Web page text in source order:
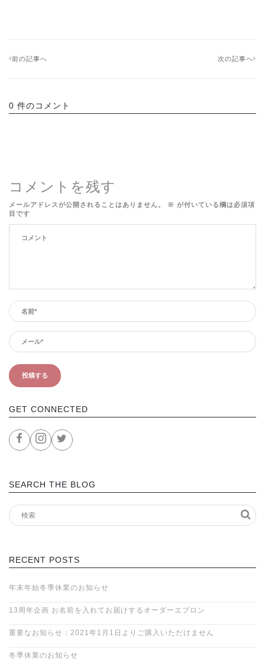
前の記事へ 次の記事へ
0 件のコメント
コメントを残す
メールアドレスが公開されることはありません。 ※ が付いている欄は必須項
目です
GET CONNECTED
SEARCH THE BLOG
RECENT POSTS
年末年始冬季休業のお知らせ
13周年企画 お名前を入れてお届けするオーダーエプロン
重要なお知らせ：2021年1月1日よりご購入いただけません
冬季休業のお知らせ